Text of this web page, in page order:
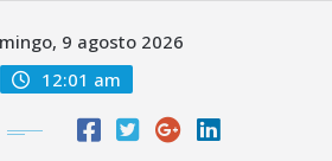
9 agosto 2026
12:01 am